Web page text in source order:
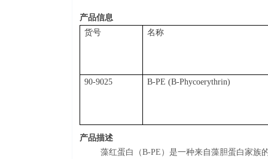
产品信息
货号
名称
90-9025 B-PE (B-Phycoerythrin)
产品描述
藻红蛋白（B-PE）是一种来自藻胆蛋白家族